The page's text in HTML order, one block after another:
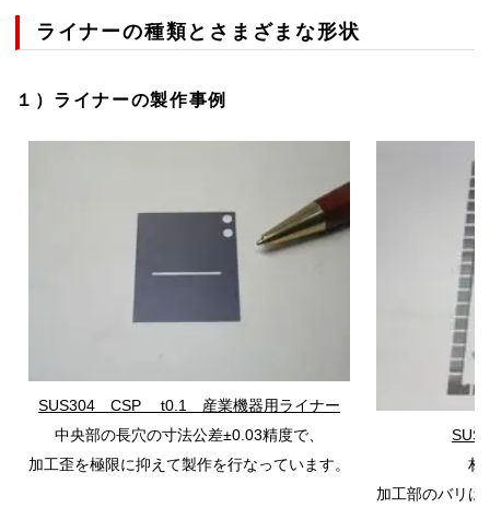
ライナーの種類とさまざまな形状
１）ライナーの製作事例
SUS304 CSP
t0.1 産業機器用ライナー
中央部の長穴の寸法公差±0.03精度で、
加工歪を極限に抑えて製作を行なっています。
材
加工部のバリは